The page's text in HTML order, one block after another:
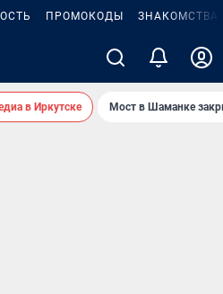
ПРОМОКОДЫ ЗНАКОМСТВА
в Иркутске Мост в Шаманке